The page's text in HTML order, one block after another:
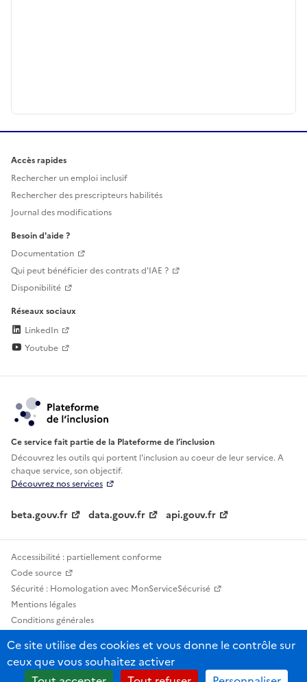
Accès rapides
Rechercher un emploi inclusif
Rechercher des prescripteurs habilités
Journal des modifications
Besoin d'aide ?
Documentation
Qui peut bénéficier des contrats d'IAE ?
Disponibilité
Réseaux sociaux
LinkedIn
Youtube
Ce service fait partie de la Plateforme de l’inclusion
Découvrez les outils qui portent l'inclusion aucoeur de leur service. A
chaque service, son objectif.
Découvrez nos services
beta.gouv.fr data.gouv.fr api.gouv.fr
Accessibilité : partiellement conforme
Code source
Sécurité : Homologation avec MonServiceSécurisé
Mentions légales
Conditions générales
Statistiques, lexiques et indicateurs
Sauf mention contraire, tous les contenus de ce site sont sous licence
Ce site utilise des cookies et vous donne le contrôle sur
ceux que vous souhaitez activer